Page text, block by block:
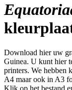
Download hier uw
Guinea. U kunt hier
printers. We hebben
A4 maar ook in A3
Klik op het bestand